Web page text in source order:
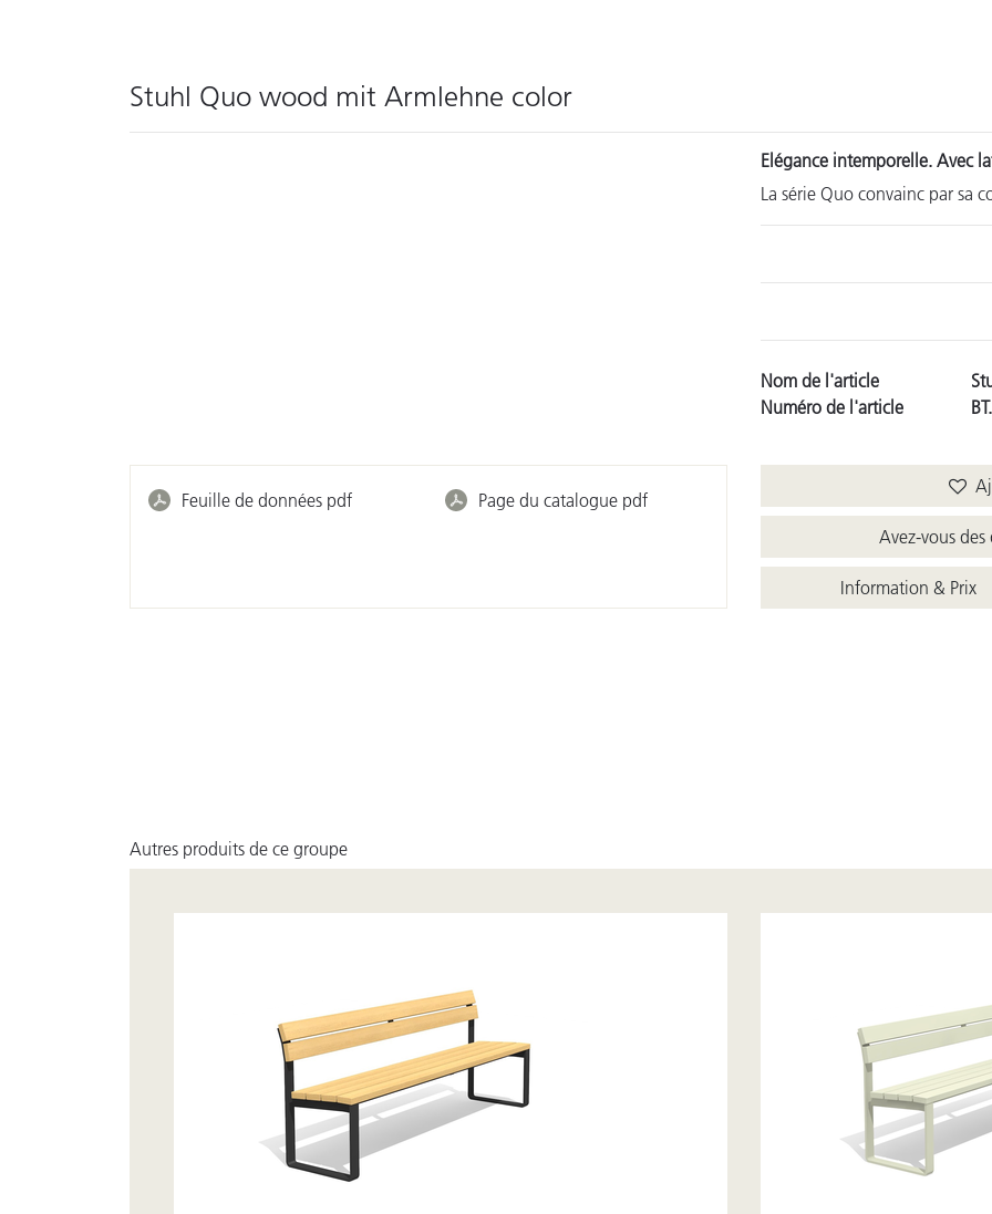
Stuhl Quo wood mit Armlehne color
Elégance intemporelle. Avec
La série Quo convainc par sa
Nom de l'article
Numéro de l'article
Feuille de données pdf Page du catalogue pdf
Avez-vous
Information & Prix
Autres produits de ce groupe